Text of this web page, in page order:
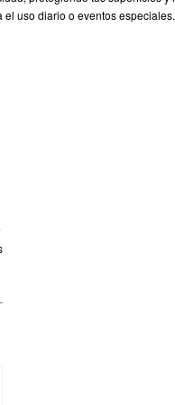
el uso diario o eventos especiales.